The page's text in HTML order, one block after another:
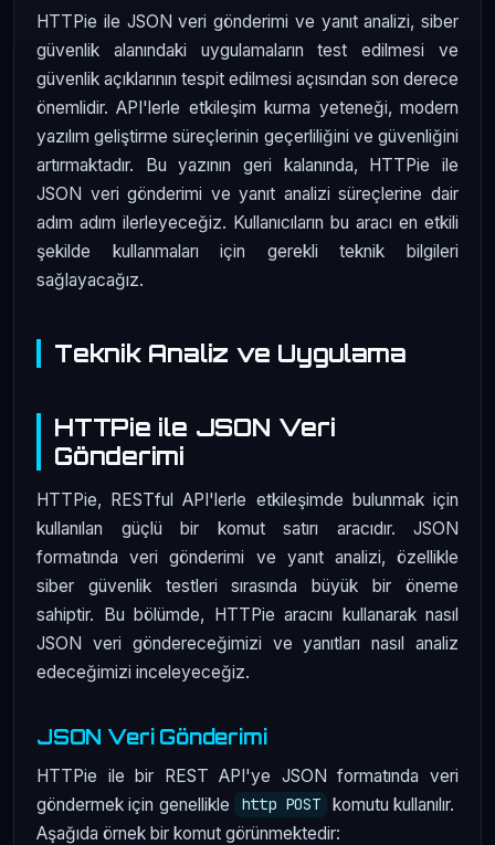
HTTPie ile JSON veri gönderimi ve yanıt analizi, siber
güvenlik alanındaki uygulamaların test edilmesi ve
güvenlik açıklarının tespit edilmesi açısından son derece
önemlidir. API'lerle etkileşim kurma yeteneği, modern
yazılım geliştirme süreçlerinin geçerliliğini ve güvenliğini
artırmaktadır. Bu yazının geri kalanında, HTTPie ile
JSON veri gönderimi ve yanıt analizi süreçlerine dair
adım adım ilerleyeceğiz. Kullanıcıların bu aracı en etkili
şekilde kullanmaları için gerekli teknik bilgileri
sağlayacağız.
Teknik Analiz ve Uygulama
HTTPie ile JSON Veri
Gönderimi
HTTPie, RESTful API'lerle etkileşimde bulunmak için
kullanılan güçlü bir komut satırı aracıdır. JSON
formatında veri gönderimi ve yanıt analizi, özellikle
siber güvenlik testleri sırasında büyük bir öneme
sahiptir. Bu bölümde, HTTPie aracını kullanarak nasıl
JSON veri göndereceğimizi ve yanıtları nasıl analiz
edeceğimizi inceleyeceğiz.
JSON Veri Gönderimi
HTTPie ile bir REST API'ye JSON formatında veri
göndermek için genellikle
http POST
komutu kullanılır.
Aşağıda örnek bir komut görünmektedir: